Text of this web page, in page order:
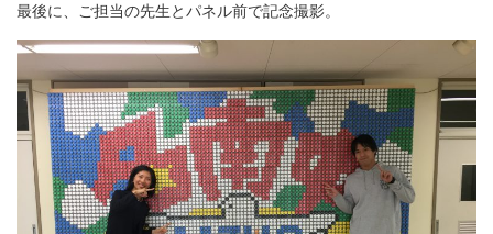
最後に、ご担当の先生とパネル前で記念撮影。